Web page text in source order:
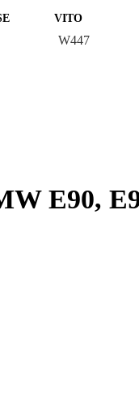
VITO
W447
E90,